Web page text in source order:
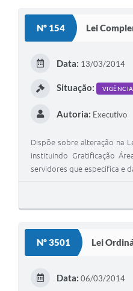
Nº 154 Lei
Data: 13/03/2014
Situação:
Autoria: Executivo
Dispõe sobre alteração na
instituindo Gratificação
servidores que especifica e
Nº 3501 Lei
Data: 06/03/2014